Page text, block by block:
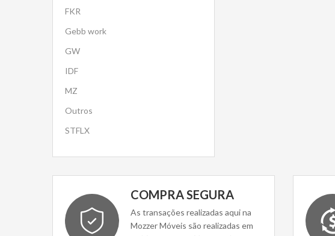
FKR
Gebb work
GW
IDF
MZ
Outros
STFLX
COMPRA SEGURA
As transações realizadas aqui na
Mozzer Móveis são realizadas em